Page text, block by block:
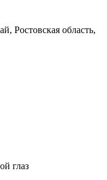
Ростовская область,
глаз